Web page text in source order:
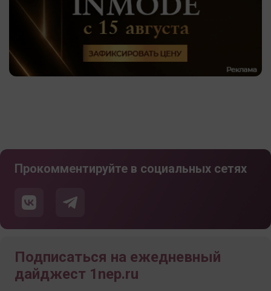
Прокомментируйте в социальных сетях
Подписаться на ежедневный
дайджест 1nep.ru